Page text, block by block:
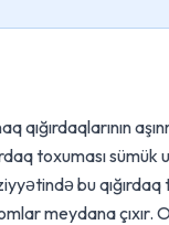
qığırdaqlarının
toxuması sümük
bu
meydana